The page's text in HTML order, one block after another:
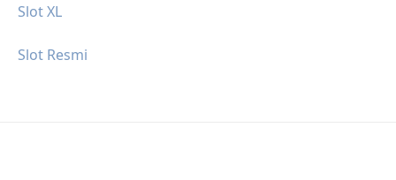
Slot XL
Slot Resmi